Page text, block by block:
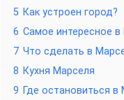
5 Как устроен город?
6 Самое интересное в
7 Что сделать в
8 Кухня Марселя
9 Где остановиться в